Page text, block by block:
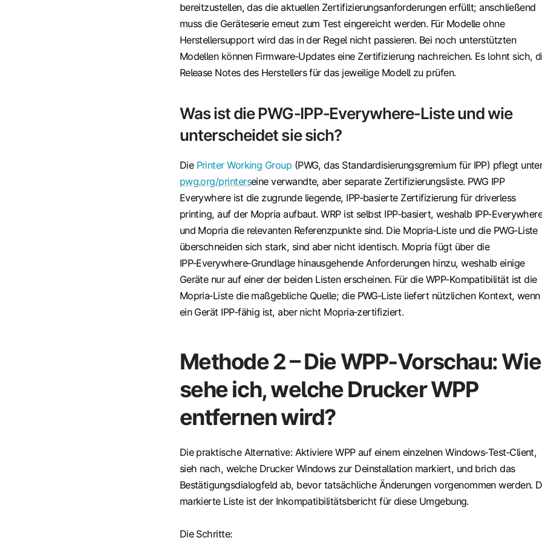
bereitzustellen, das die aktuellen Zertifizierungsanforderungen erfüllt; anschließend
muss die Geräteserie erneut zum Test eingereicht werden. Für Modelle ohne
Herstellersupport wird das in der Regel nicht passieren. Bei noch unterstützten
Modellen können Firmware‑Updates eine Zertifizierung nachreichen. Es lohnt sich,
Release Notes des Herstellers für das jeweilige Modell zu prüfen.
Was ist die PWG‑IPP‑Everywhere‑Liste und wie
unterscheidet sie sich?
Die Printer Working Group (PWG, das Standardisierungsgremium für IPP) pflegt
pwg.org/printerseine verwandte, aber separate Zertifizierungsliste. PWG IPP
Everywhere ist die zugrunde liegende, IPP‑basierte Zertifizierung für driverless
printing, auf der Mopria aufbaut. WRP ist selbst IPP‑basiert, weshalb
und Mopria die relevanten Referenzpunkte sind. Die Mopria‑Liste und die PWG‑Liste
überschneiden sich stark, sind aber nicht identisch. Mopria fügt über die
IPP‑Everywhere‑Grundlage hinausgehende Anforderungen hinzu, weshalb einige
Geräte nur auf einer der beiden Listen erscheinen. Für die WPP‑Kompatibilität ist die
Mopria‑Liste die maßgebliche Quelle; die PWG‑Liste liefert nützlichen Kontext, wenn
ein Gerät IPP‑fähig ist, aber nicht Mopria‑zertifiziert.
Methode 2 – Die WPP‑Vorschau: Wie
sehe ich, welche Drucker WPP
entfernen wird?
Die praktische Alternative: Aktiviere WPP auf einem einzelnen Windows‑Test‑Client,
sieh nach, welche Drucker Windows zur Deinstallation markiert, und brich das
Bestätigungsdialogfeld ab, bevor tatsächliche Änderungen vorgenommen werden.
markierte Liste ist der Inkompatibilitätsbericht für diese Umgebung.
Die Schritte: